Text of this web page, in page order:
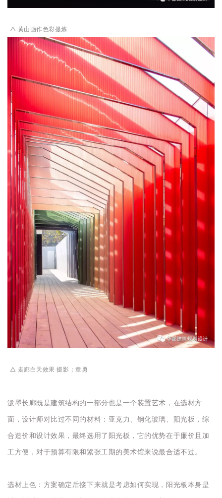
△ 黄山画作色彩提炼
△ 走廊白天效果 摄影：章勇
泼墨长廊既是建筑结构的一部分也是一个装置艺术，在选材方
面，设计师对比过不同的材料：亚克力、钢化玻璃、阳光板，综
合造价和设计效果，最终选用了阳光板，它的优势在于廉价且加
工方便，对于预算有限和紧张工期的美术馆来说最合适不过。
选材上色：方案确定后接下来就是考虑如何实现，阳光板本身是